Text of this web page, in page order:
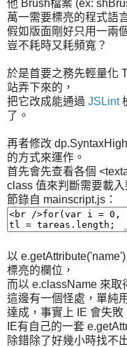
他 Brush檔案 (ex:
萬一需要標亮的程式語
假如版面剛好只用一兩
豈不耗時又耗頻寬？
於是首要之務先輕量化
站弄下來的，
把它改成能通過 JSLint
了。
再者修改
的方式來運作。
首先會先查看各個
class 值來判斷需要載入
節錄自 mainscript.js：
以
標亮的欄位，
而以 e.className 來取
這邊有一個怪處，單純
達成，事實上 IE 會失敗
IE有自己的一套
除錯除了好幾小時找不